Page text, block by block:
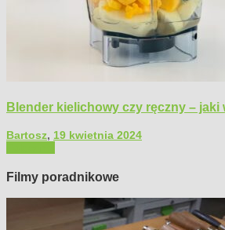
Blender kielichowy czy ręczny – jaki
Bartosz, 19 kwietnia 2024
Filmy poradnikowe